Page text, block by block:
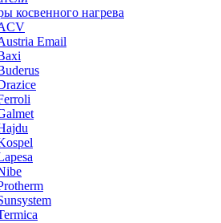
косвенного нагрева
Email